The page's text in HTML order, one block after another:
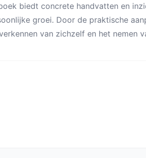
biedt concrete handvatten en
groei. Door de praktische
van zichzelf en het nemen